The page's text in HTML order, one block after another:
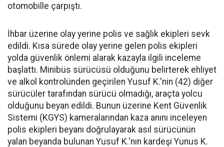
otomobille çarpıştı.
İhbar üzerine olay yerine polis ve sağlık ekipleri sevk
edildi. Kısa sürede olay yerine gelen polis ekipleri
yolda güvenlik önlemi alarak kazayla ilgili inceleme
başlattı. Minibüs sürücüsü olduğunu belirterek ehliyet
ve alkol kontrolünden geçirilen Yusuf K.'nin (42) diğer
sürücüler tarafından sürücü olmadığı, araçta yolcu
olduğunu beyan edildi. Bunun üzerine Kent Güvenlik
Sistemi (KGYS) kameralarından kaza anını inceleyen
polis ekipleri beyanı doğrulayarak asıl sürücünün
yalan beyanda bulunan Yusuf K.'nın kardeşi Yunus K.